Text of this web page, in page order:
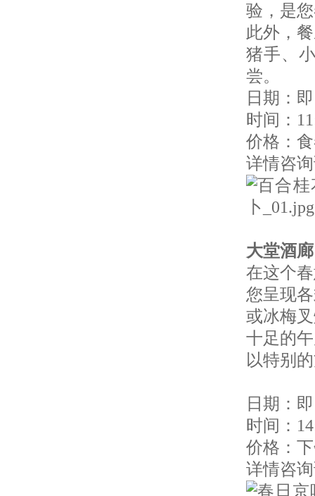
验，是
此外，
猪手、
尝。
日期：
时间：
价格：
详情咨询
大堂酒
在这个
您呈现
或冰梅
十足的
以特别
日期：
时间：
价格：
详情咨询